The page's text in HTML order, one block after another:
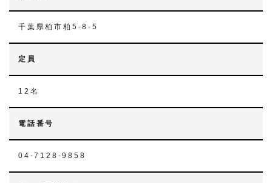
千葉県柏市柏5-8-5
定員
12名
電話番号
04-7128-9858